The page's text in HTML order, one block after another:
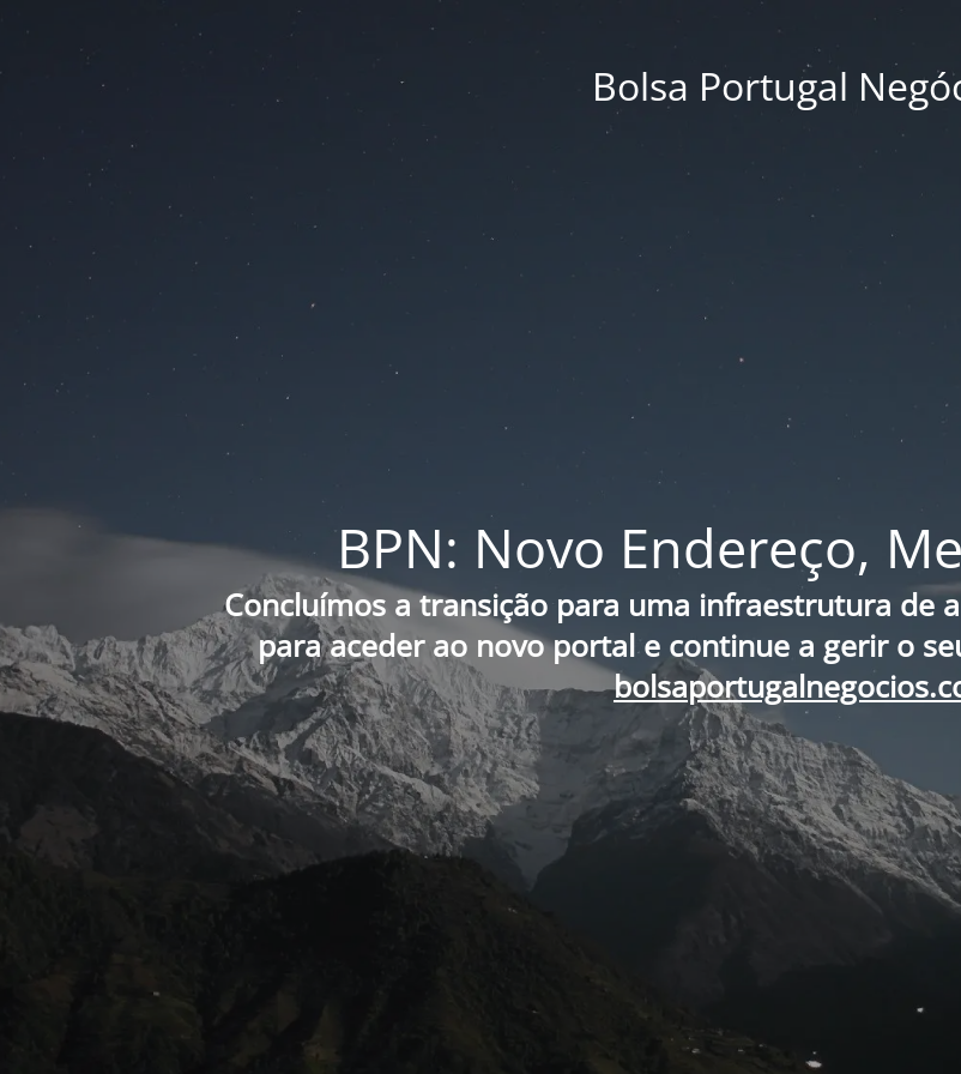
Bolsa Portugal
BPN: Novo Endereço,
Concluímos a transição para uma infraestrutura de
para aceder ao novo portal e continue a gerir o